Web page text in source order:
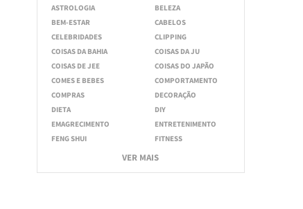
ASTROLOGIA
BELEZA
BEM-ESTAR
CABELOS
CELEBRIDADES
CLIPPING
COISAS DA BAHIA
COISAS DA JU
COISAS DE JEE
COISAS DO JAPÃO
COMES E BEBES
COMPORTAMENTO
COMPRAS
DECORAÇÃO
DIETA
DIY
EMAGRECIMENTO
ENTRETENIMENTO
FENG SHUI
FITNESS
VER MAIS